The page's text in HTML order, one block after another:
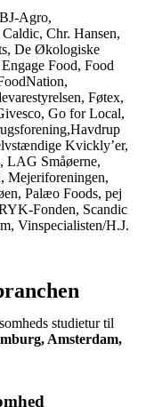
Agro,
Chr. Hansen,
De Økologiske
Food, Food
Føtex,
Go for Local,
Kvickly’er,
Småøerne,
Mejeriforeningen,
Palæo Foods, pej
Fonden, Scandic
Vinspecialisten/H.J.
studietur til
Amsterdam,